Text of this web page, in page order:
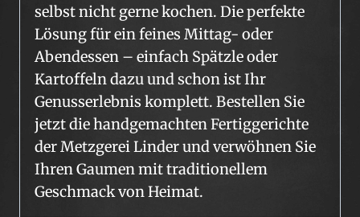
selbst nicht gerne kochen. Die perfekte
Lösung für ein feines Mittag- oder
Abendessen – einfach Spätzle oder
Kartoffeln dazu und schon ist Ihr
Genusserlebnis komplett. Bestellen Sie
jetzt die handgemachten Fertiggerichte
der Metzgerei Linder und verwöhnen Sie
Ihren Gaumen mit traditionellem
Geschmack von Heimat.